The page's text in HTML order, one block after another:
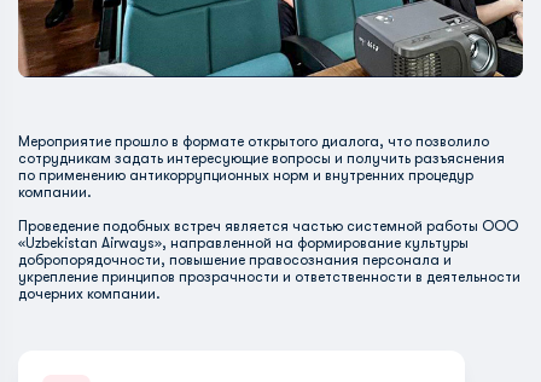
Мероприятие прошло в формате открытого диалога, что позволило
сотрудникам задать интересующие вопросы и получить разъяснения
по применению антикоррупционных норм и внутренних процедур
компании.
Проведение подобных встреч является частью системной работы ООО
«Uzbekistan Airways», направленной на формирование культуры
добропорядочности, повышение правосознания персонала и
укрепление принципов прозрачности и ответственности в деятельности
дочерних компании.